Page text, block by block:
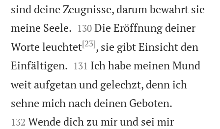
sind deine Zeugnisse, darum bewahrt sie
meine Seele. 

130 Die Eröffnung deiner
Worte leuchtet[23], sie gibt Einsicht den
Einfältigen. 

131 Ich habe meinen Mund
weit aufgetan und gelechzt, denn ich
sehne mich nach deinen Geboten.
132 Wende dich zu mir und sei mir